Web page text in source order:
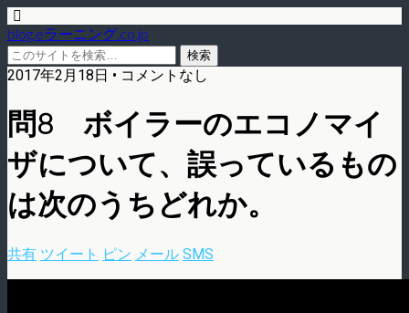
blog.eラーニング.co.jp
2017年2月18日 • コメントなし
問8 ボイラーのエコノマイ
ザについて、誤っているもの
は次のうちどれか。
共有 ツイート ピン メール SMS